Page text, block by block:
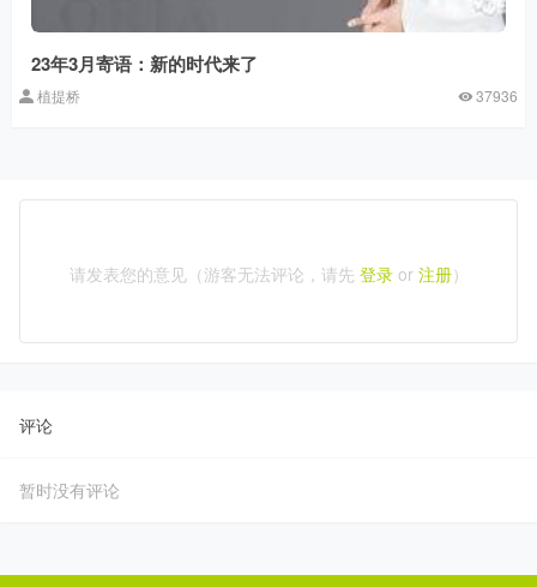
23年3月寄语：新的时代来了
植提桥 37936
请发表您的意见（游客无法评论，请先 登录or 注册）
评论
暂时没有评论